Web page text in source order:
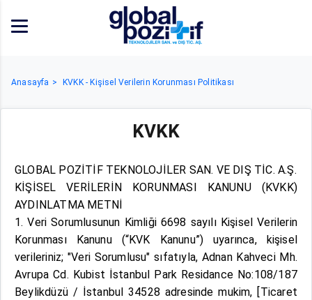
Anasayfa KVKK - Kişisel Verilerin Korunması Politikası
KVKK
GLOBAL POZİTİF TEKNOLOJİLER SAN. VE DIŞ TİC. A.Ş.
KİŞİSEL VERİLERİN KORUNMASI KANUNU (KVKK)
AYDINLATMA METNİ
1. Veri Sorumlusunun Kimliği 6698 sayılı Kişisel Verilerin
Korunması Kanunu (“KVK Kanunu”) uyarınca, kişisel
verileriniz; "Veri Sorumlusu" sıfatıyla, Adnan Kahveci Mh.
Avrupa Cd. Kubist İstanbul Park Residance No:108/187
Beylikdüzü / İstanbul 34528 adresinde mukim, [Ticaret